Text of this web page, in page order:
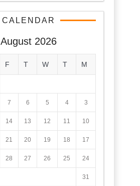
CALENDAR
August 2026
M
T
W
T
F
3
4
5
6
7
10
11
12
13
14
17
18
19
20
21
24
25
26
27
28
31